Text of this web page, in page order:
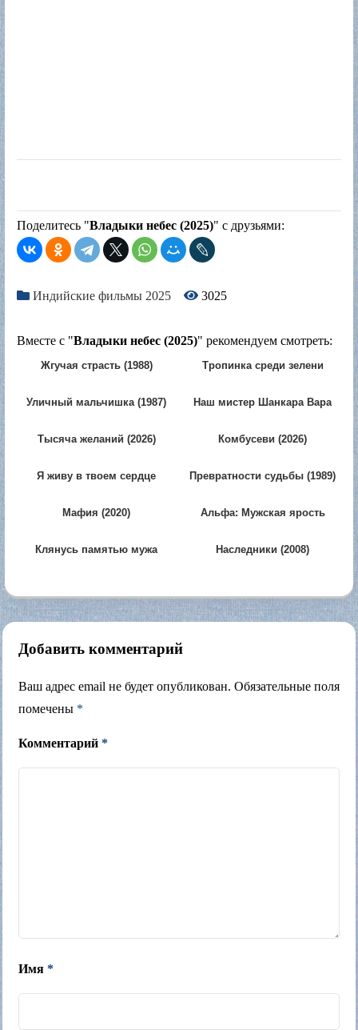
Поделитесь "Владыки небес (2025)" с друзьями:
Индийские фильмы 2025 3025
Вместе с "Владыки небес (2025)" рекомендуем смотреть:
Жгучая страсть (1988)
Тропинка среди зелени
Уличный мальчишка (1987)
Наш мистер Шанкара Вара
Тысяча желаний (2026) Комбусеви (2026)
Я живу в твоем сердце
Превратности судьбы (1989)
Мафия (2020)
Альфа: Мужская ярость
Клянусь памятью мужа
Наследники (2008)
Добавить комментарий
Ваш адрес email не будет опубликован. Обязательные поля
помечены *
Комментарий *
Имя *